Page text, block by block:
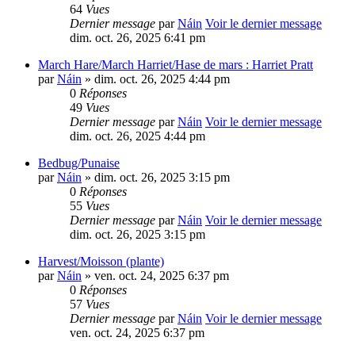
64 Vues
Dernier message parNáin Voir le dernier message
dim. oct. 26, 2025 6:41 pm
March Hare/March Harriet/Hase de mars : Harriet Pratt
parNáin » dim. oct. 26, 2025 4:44 pm
0 Réponses
49 Vues
Dernier message parNáin Voir le dernier message
dim. oct. 26, 2025 4:44 pm
Bedbug/Punaise
parNáin » dim. oct. 26, 2025 3:15 pm
0 Réponses
55 Vues
Dernier message parNáin Voir le dernier message
dim. oct. 26, 2025 3:15 pm
Harvest/Moisson (plante)
parNáin » ven. oct. 24, 2025 6:37 pm
0 Réponses
57 Vues
Dernier message parNáin Voir le dernier message
ven. oct. 24, 2025 6:37 pm